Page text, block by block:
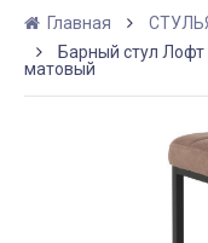
Главная
Барный стул
матовый